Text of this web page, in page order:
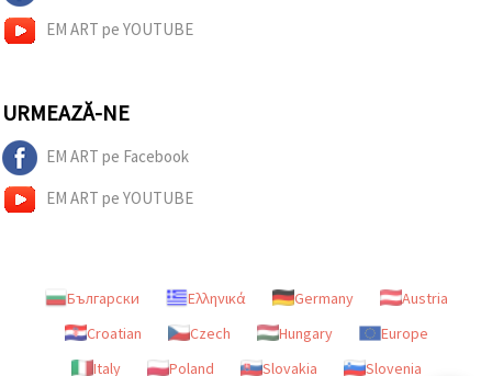
EM ART pe YOUTUBE
URMEAZĂ-NE
EM ART pe Facebook
EM ART pe YOUTUBE
Български Ελληνικά Germany
Austria
Croatian
Czech Hungary
Europe
Italy
Poland Slovakia Slovenia